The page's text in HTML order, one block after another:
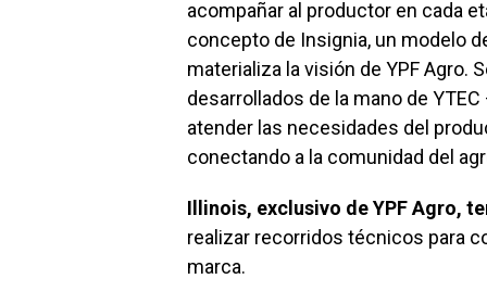
acompañar al productor en cada
concepto de Insignia, un modelo
materializa la visión de YPF Agro.
desarrollados de la mano de
atender las necesidades del
conectando a la comunidad del
Illinois, exclusivo de YPF Agro,
realizar recorridos técnicos para
marca.